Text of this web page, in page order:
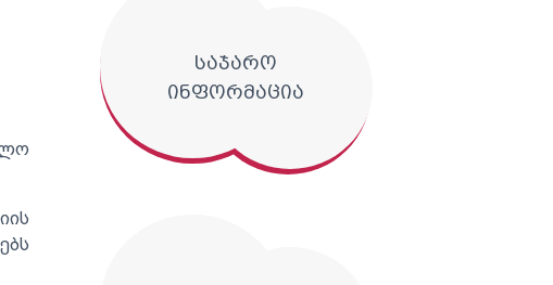
საჯარო
ინფორმაცია